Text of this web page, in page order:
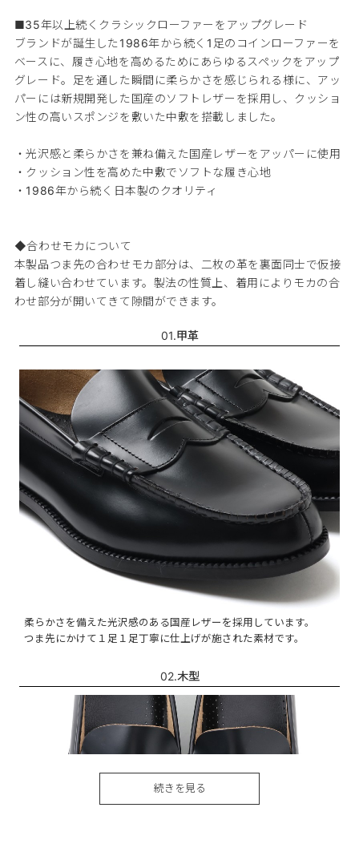
■35年以上続くクラシックローファーをアップグレード
ブランドが誕生した1986年から続く1足のコインローファーを
ベースに、履き心地を高めるためにあらゆるスペックをアップ
グレード。足を通した瞬間に柔らかさを感じられる様に、アッ
パーには新規開発した国産のソフトレザーを採用し、クッショ
ン性の高いスポンジを敷いた中敷を搭載しました。
・光沢感と柔らかさを兼ね備えた国産レザーをアッパーに使用
・クッション性を高めた中敷でソフトな履き心地
・1986年から続く日本製のクオリティ
◆合わせモカについて
本製品つま先の合わせモカ部分は、二枚の革を裏面同士で仮接
着し縫い合わせています。製法の性質上、着用によりモカの合
わせ部分が開いてきて隙間ができます。
01.甲革
柔らかさを備えた光沢感のある国産レザーを採用しています。
つま先にかけて１足１足丁寧に仕上げが施された素材です。
02.木型
続きを見る